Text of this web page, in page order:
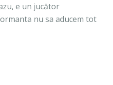
e un jucător
nu sa aducem tot